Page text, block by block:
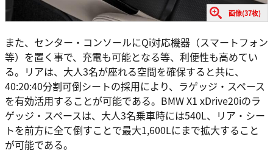
画像(37枚)
また、センター・コンソールにQi対応機器（スマートフォン
等）を置く事で、充電も可能となる等、利便性も高めてい
る。リアは、大人3名が座れる空間を確保すると共に、
40:20:40分割可倒シートの採用により、ラゲッジ・スペース
を有効活用することが可能である。BMW X1 xDrive20iのラ
ゲッジ・スペースは、大人3名乗車時には540L、リア・シー
トを前方に全て倒すことで最大1,600Lにまで拡大すること
が可能である。